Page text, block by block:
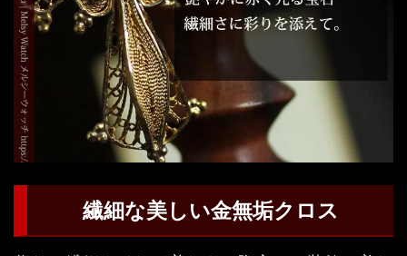
繊細な美しい金無垢クロス